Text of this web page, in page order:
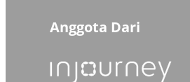
Anggota Dari